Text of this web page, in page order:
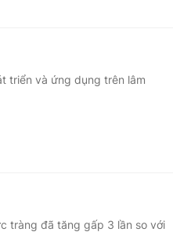
Học trực tuyến
triển và ứng dụng trên lâm
tràng đã tăng gấp 3 lần so với